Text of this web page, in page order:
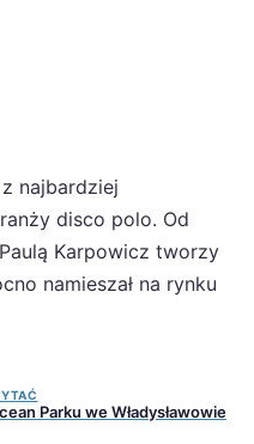
najbardziej
disco polo. Od
Karpowicz tworzy
namieszał na rynku
Parku we Władysławowie